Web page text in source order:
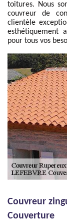
toitures. Nous
couvreur de
clientèle
esthétiquement
pour tous vos
Couvreur
Couverture